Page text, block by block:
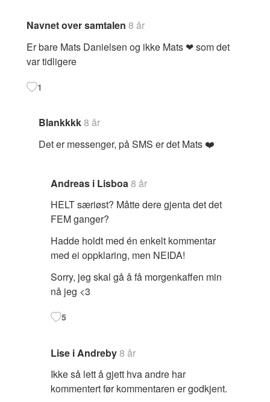
Navnet over samtalen 8 år
Er bare Mats Danielsen og ikke Mats ❤ som det
var tidligere
1
Blankkkk8 år
Det er messenger, på SMS er det Mats ❤️
Andreas i Lisboa8 år
HELT særiøst? Måtte dere gjenta det det
FEM ganger?
Hadde holdt med én enkelt kommentar
med ei oppklaring, men NEIDA!
Sorry, jeg skal gå å få morgenkaffen min
nå jeg <3
5
Lise i Andreby8 år
Ikke så lett å gjett hva andre har
kommentert før kommentaren er godkjent.